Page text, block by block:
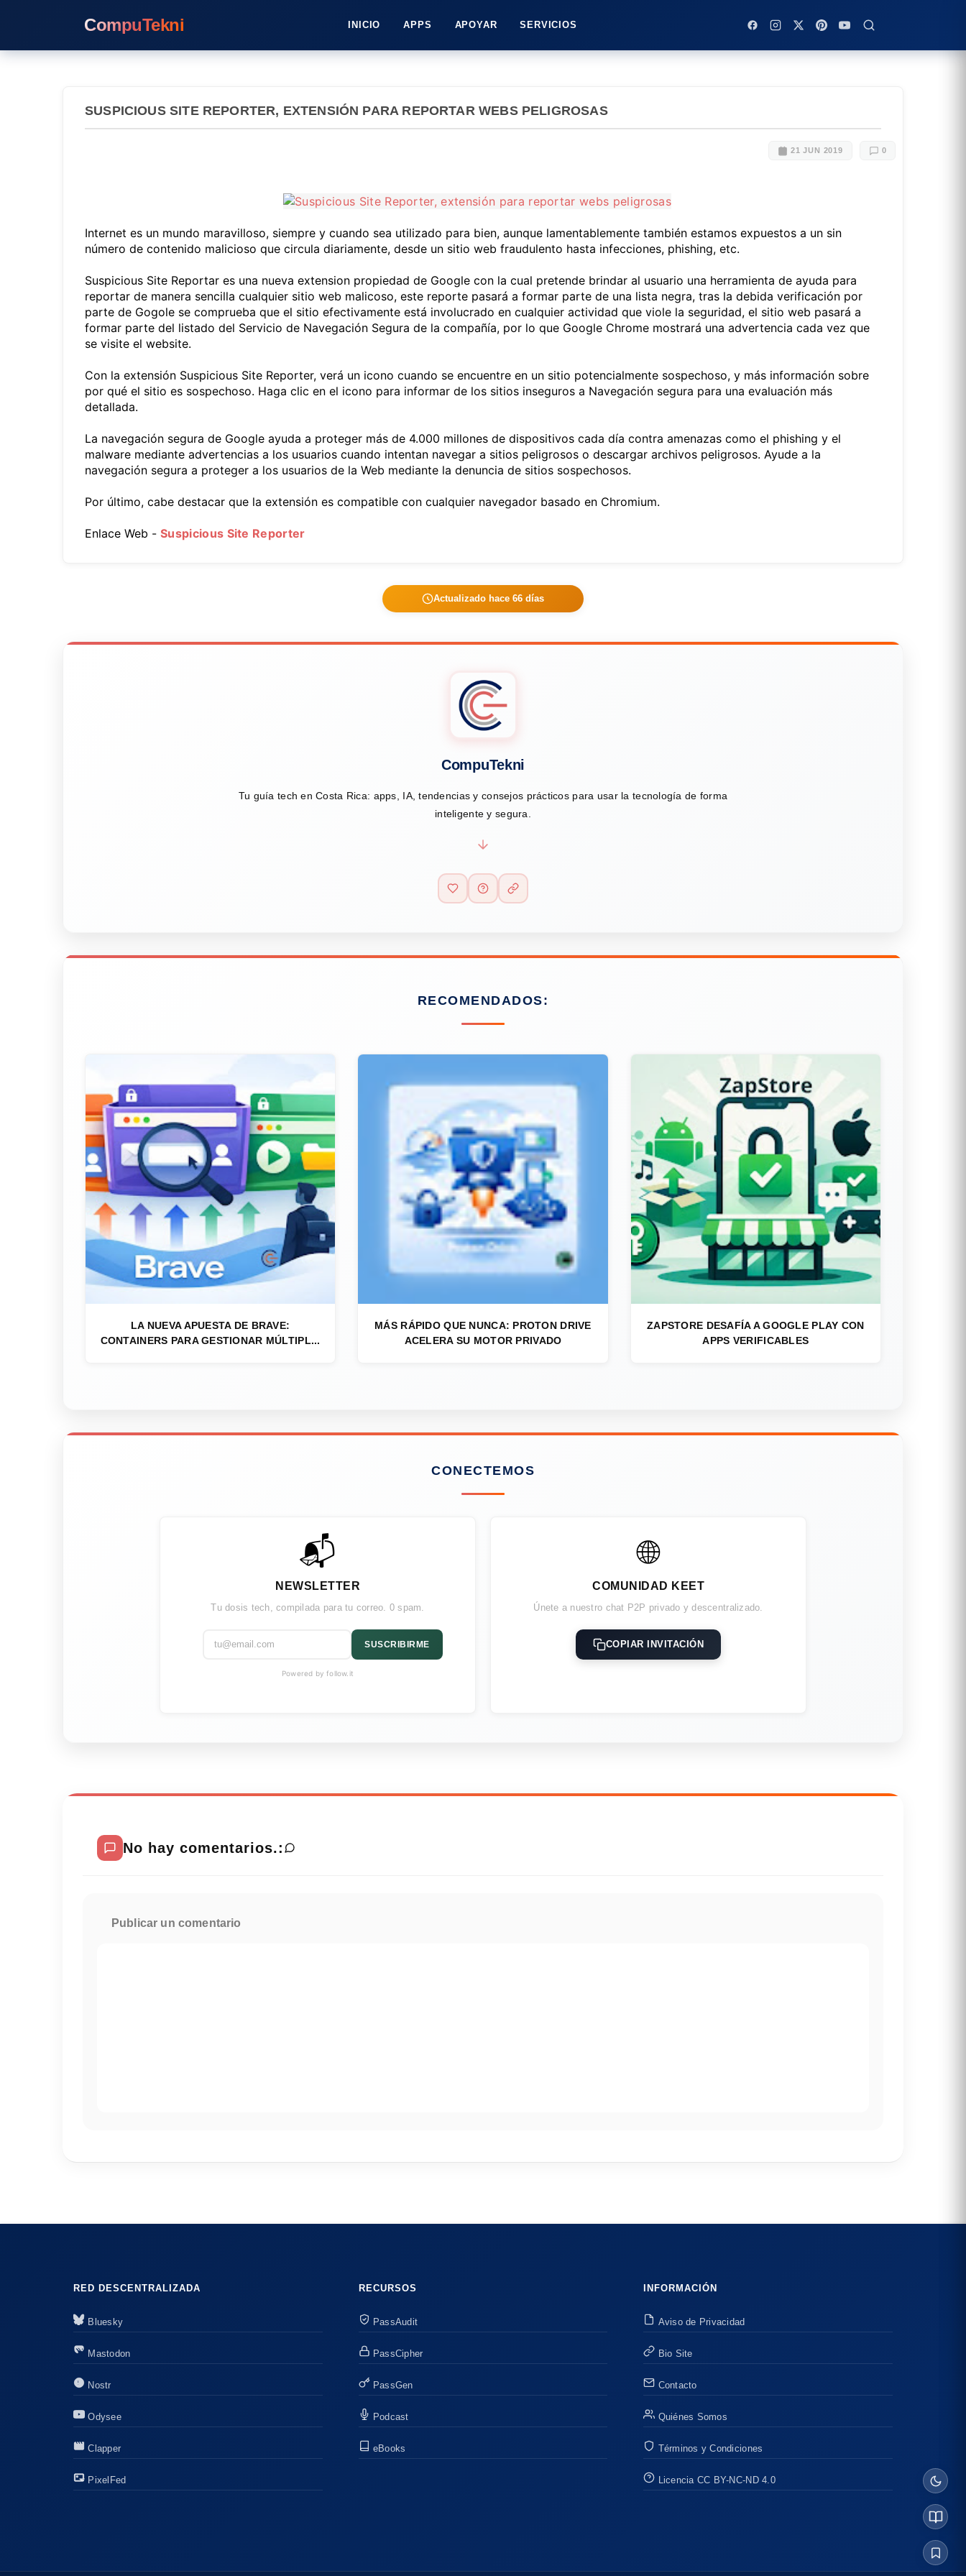
CompuTekni INICIO APPS APOYAR SERVICIOS
SUSPICIOUS SITE REPORTER, EXTENSIÓN PARA REPORTAR WEBS PELIGROSAS
21 JUN 2019 0
Internet es un mundo maravilloso, siempre y cuando sea utilizado para bien, aunque lamentablemente también estamos expuestos a un sin
número de contenido malicioso que circula diariamente, desde un sitio web fraudulento hasta infecciones, phishing, etc.
Suspicious Site Reportar es una nueva extension propiedad de Google con la cual pretende brindar al usuario una herramienta de ayuda para
reportar de manera sencilla cualquier sitio web malicoso, este reporte pasará a formar parte de una lista negra, tras la debida verificación por
parte de Gogole se comprueba que el sitio efectivamente está involucrado en cualquier actividad que viole la seguridad, el sitio web pasará a
formar parte del listado del Servicio de Navegación Segura de la compañía, por lo que Google Chrome mostrará una advertencia cada vez que
se visite el website.
Con la extensión Suspicious Site Reporter, verá un icono cuando se encuentre en un sitio potencialmente sospechoso, y más información sobre
por qué el sitio es sospechoso. Haga clic en el icono para informar de los sitios inseguros a Navegación segura para una evaluación más
detallada.
La navegación segura de Google ayuda a proteger más de 4.000 millones de dispositivos cada día contra amenazas como el phishing y el
malware mediante advertencias a los usuarios cuando intentan navegar a sitios peligrosos o descargar archivos peligrosos. Ayude a la
navegación segura a proteger a los usuarios de la Web mediante la denuncia de sitios sospechosos.
Por último, cabe destacar que la extensión es compatible con cualquier navegador basado en Chromium.
Enlace Web - Suspicious Site Reporter
Actualizado hace 66 días
CompuTekni
Tu guía tech en Costa Rica: apps, IA, tendencias y consejos prácticos para usar la tecnología de forma
inteligente y segura.
RECOMENDADOS:
LA NUEVA APUESTA DE BRAVE:
CONTAINERS PARA GESTIONAR MÚLTIPL...
MÁS RÁPIDO QUE NUNCA: PROTON DRIVE
ACELERA SU MOTOR PRIVADO
ZAPSTORE DESAFÍA A GOOGLE PLAY CON
APPS VERIFICABLES
CONECTEMOS
📬
NEWSLETTER
Tu dosis tech, compilada para tu correo. 0 spam.
SUSCRIBIRME
Powered by follow.it
🌐
COMUNIDAD KEET
Únete a nuestro chat P2P privado y descentralizado.
COPIAR INVITACIÓN
No hay comentarios.:
Publicar un comentario
RED DESCENTRALIZADA
Bluesky
Mastodon
Nostr
Odysee
Clapper
PixelFed
RECURSOS
PassAudit
PassCipher
PassGen
Podcast
eBooks
INFORMACIÓN
Aviso de Privacidad
Bio Site
Contacto
Quiénes Somos
Términos y Condiciones
Licencia CC BY-NC-ND 4.0